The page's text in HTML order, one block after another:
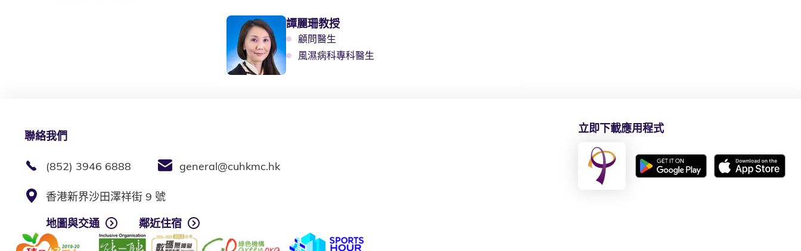
譚麗珊教授
顧問醫生
風濕病科專科醫生
聯絡我們
(852) 3946 6888 general@cuhkmc.hk
香港新界沙田澤祥街 9 號
地圖與交通
鄰近住宿
立即下載應用程式